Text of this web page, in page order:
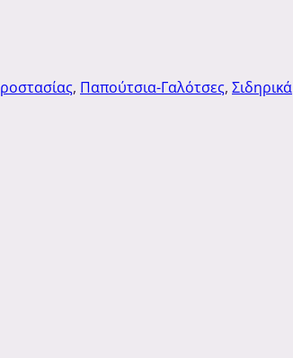
, Παπούτσια-Γαλότσες, Σιδηρικά